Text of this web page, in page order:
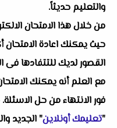
والتعليم حديثاً.
من خلال هذا الامتحان
حيث يمكنك اعادة
القصور لديك للتتفادها فى
مع العلم أنه يمكنك
فور الانتهاء من حل
"تعليمك أونلاين" الجديد